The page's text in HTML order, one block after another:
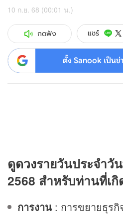
10 ก.ย. 68 (00:01 น.)
กดฟัง แชร์
ตั้ง Sanook เป็น
ดูดวงรายวันประจำวั
2568 สำหรับท่านที่เ
การงาน : การขยายธุรกิ